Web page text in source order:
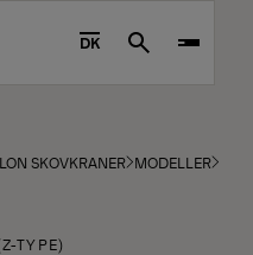
DK Search
SKOVKRANER MODELLER
TYPE)